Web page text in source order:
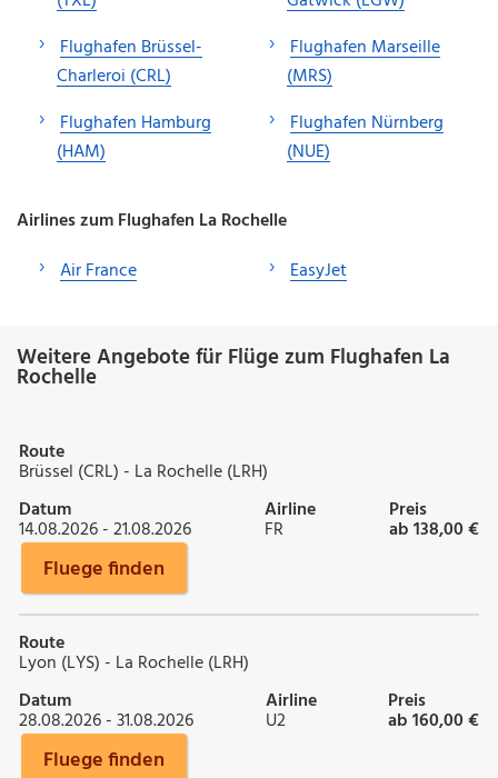
Flughafen Brüssel-
Charleroi (CRL)
Flughafen Hamburg
(HAM)
Flughafen Marseille
(MRS)
Flughafen Nürnberg
(NUE)
Airlines zum Flughafen La Rochelle
Air France
EasyJet
Weitere Angebote für Flüge zum Flughafen La
Rochelle
Route
Brüssel (CRL) - La Rochelle (LRH)
Datum
14.08.2026 - 21.08.2026
Airline
FR
Preis
ab 138,00 €
Fluege finden
Route
Lyon (LYS) - La Rochelle (LRH)
Datum
28.08.2026 - 31.08.2026
Airline
U2
Preis
ab 160,00 €
Fluege finden